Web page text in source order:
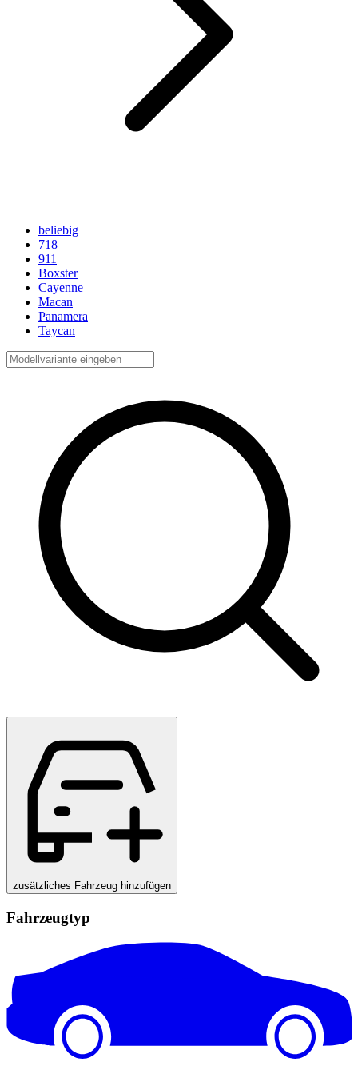
beliebig
718
911
Boxster
Cayenne
Macan
Panamera
Taycan
zusätzliches Fahrzeug hinzufügen
Fahrzeugtyp